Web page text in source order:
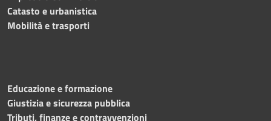
Catasto e urbanistica
Mobilità e trasporti
Educazione e formazione
Giustizia e sicurezza pubblica
Tributi, finanze e contravvenzioni